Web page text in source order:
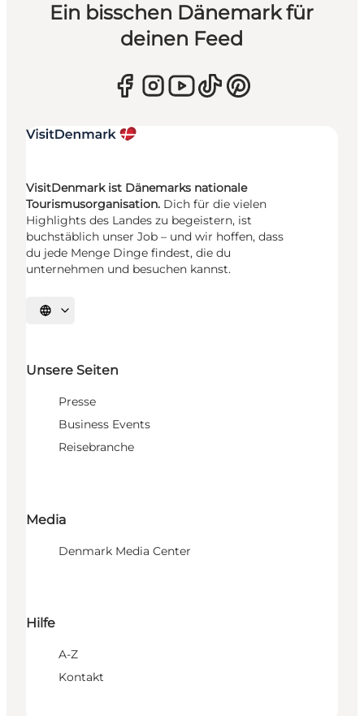
Ein bisschen Dänemark für
deinen Feed
VisitDenmark ist Dänemarks nationale
Tourismusorganisation. Dich für die vielen
Highlights des Landes zu begeistern, ist
buchstäblich unser Job – und wir hoffen, dass
du jede Menge Dinge findest, die du
unternehmen und besuchen kannst.
Sprache auswählen
Unsere Seiten
Presse
Business Events
Reisebranche
Media
Denmark Media Center
Hilfe
A-Z
Kontakt